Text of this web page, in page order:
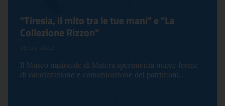
"Tiresia, il mito tra le tue mani" e "La
Collezione Rizzon"
28 July 2022
Il Museo nazionale di Matera sperimenta nuove forme
di valorizzazione e comunicazione del patrimoni...